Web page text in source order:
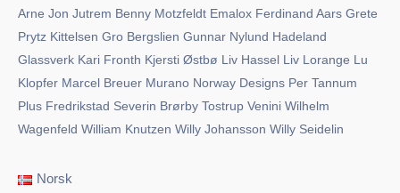
Arne Jon Jutrem Benny Motzfeldt Emalox Ferdinand Aars Grete
Prytz Kittelsen Gro Bergslien Gunnar Nylund Hadeland
Glassverk Kari Fronth Kjersti Østbø Liv Hassel Liv Lorange Lu
Klopfer Marcel Breuer Murano Norway Designs Per Tannum
Plus Fredrikstad Severin Brørby Tostrup Venini Wilhelm
Wagenfeld William Knutzen Willy Johansson Willy Seidelin
Norsk